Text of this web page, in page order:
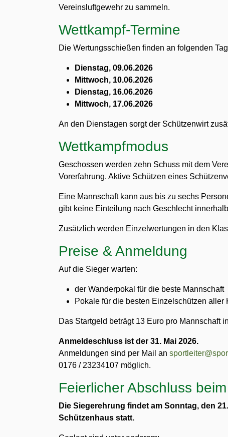
Vereinsluftgewehr zu sammeln.
Wettkampf-Termine
Die Wertungsschießen finden an folgenden
Dienstag, 09.06.2026
Mittwoch, 10.06.2026
Dienstag, 16.06.2026
Mittwoch, 17.06.2026
An den Dienstagen sorgt der Schützenwirt
Wettkampfmodus
Geschossen werden zehn Schuss mit dem
Vorerfahrung. Aktive Schützen eines
Eine Mannschaft kann aus bis zu sechs
gibt keine Einteilung nach Geschlecht
Zusätzlich werden Einzelwertungen in den
Preise & Anmeldung
Auf die Sieger warten:
der Wanderpokal für die beste Mannschaft
Pokale für die besten Einzelschützen aller
Das Startgeld beträgt 13 Euro pro Mannschaft
Anmeldeschluss ist der 31. Mai 2026.
Anmeldungen sind per Mail an
0176 / 23234107 möglich.
Feierlicher Abschluss
Die Siegerehrung findet am Sonntag, den
Schützenhaus statt.